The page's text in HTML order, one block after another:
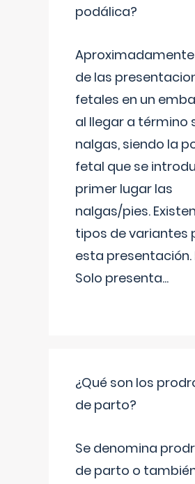
podálica?
Aproximadamente
de las
fetales en un
al llegar a término
nalgas, siendo la
fetal que se
primer lugar las
nalgas/pies.
tipos de variantes
esta presentación.
Solo presenta...
¿Qué son los
de parto?
Se denomina
de parto o